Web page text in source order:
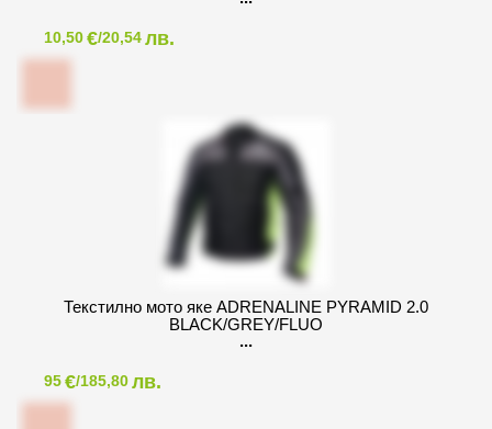
10,50€/20,54лв.
Текстилно мото яке ADRENALINE PYRAMID 2.0
BLACK/GREY/FLUO
95€/185,80лв.